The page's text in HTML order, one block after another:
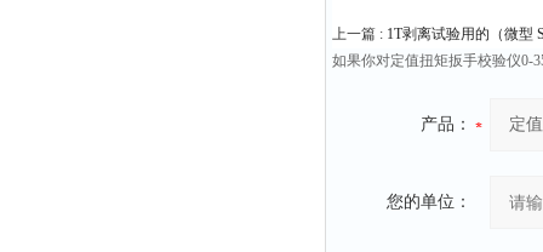
上一篇 : 1T剥离试验用的（微型
如果你对定值扭矩扳手校验仪0-
产品：
您的单位：